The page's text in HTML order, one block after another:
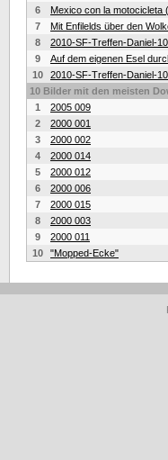
6
Mexico con la motocicleta
7
Mit Enfilelds über den
8
2010-SF-Treffen-Daniel-
9
Auf dem eigenen Esel
10
2010-SF-Treffen-Daniel-
10 Bilder mit den meisten
1
2005 009
2
2000 001
3
2000 002
4
2000 014
5
2000 012
6
2000 006
7
2000 015
8
2000 003
9
2000 011
10
"Mopped-Ecke"